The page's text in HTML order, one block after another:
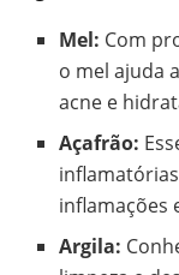
Mel: Com
o mel ajuda
acne e
Açafrão:
inflamações
Argila: